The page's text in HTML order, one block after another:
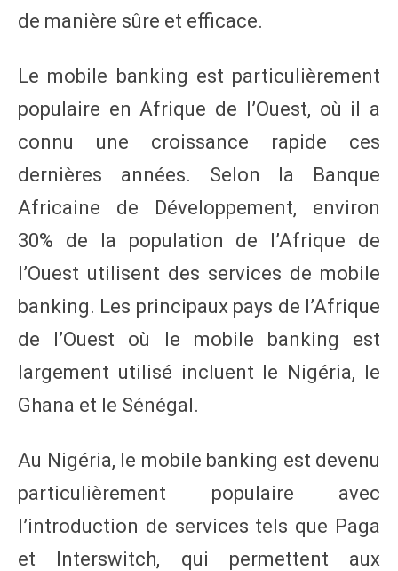
de manière sûre et efficace.
Le mobile banking est particulièrement
populaire en Afrique de l’Ouest, où il a
connu une croissance rapide ces
dernières années. Selon la Banque
Africaine de Développement, environ
30% de la population de l’Afrique de
l’Ouest utilisent des services de mobile
banking. Les principaux pays de l’Afrique
de l’Ouest où le mobile banking est
largement utilisé incluent le Nigéria, le
Ghana et le Sénégal.
Au Nigéria, le mobile banking est devenu
particulièrement populaire avec
l’introduction de services tels que Paga
et Interswitch, qui permettent aux